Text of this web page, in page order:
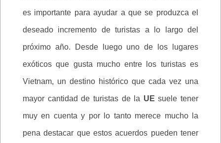
es importante para ayudar a que se produzca el
deseado incremento de turistas a lo largo del
próximo año. Desde luego uno de los lugares
exóticos que gusta mucho entre los turistas es
Vietnam, un destino histórico que cada vez una
mayor cantidad de turistas de la UE suele tener
muy en cuenta y por lo tanto merece mucho la
pena destacar que estos acuerdos pueden tener